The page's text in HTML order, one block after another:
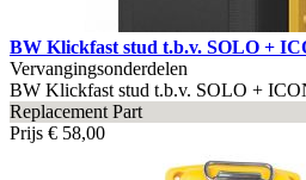
BW Klickfast stud t.b.v. SOLO +
Vervangingsonderdelen
BW Klickfast stud t.b.v. SOLO +
Replacement Part
Prijs € 58,00